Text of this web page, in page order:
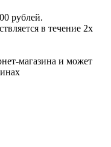
рублей.
в течение 2х
магазина и может